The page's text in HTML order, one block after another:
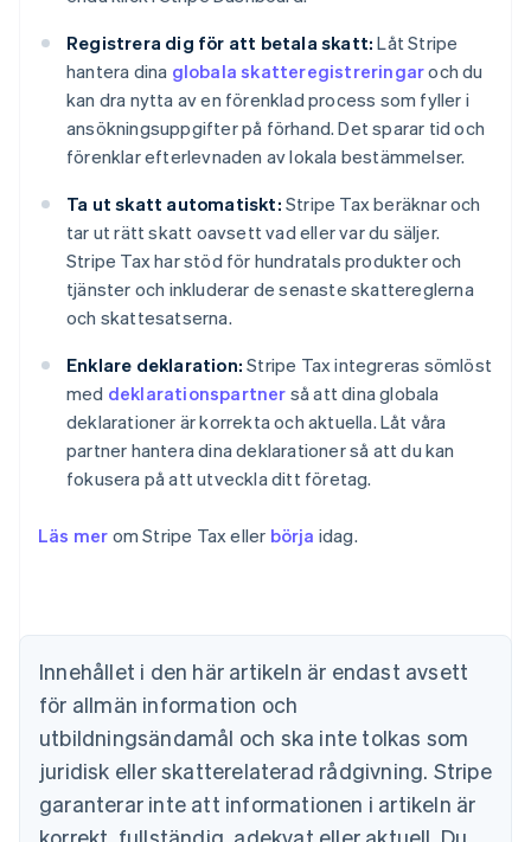
Registrera dig för att betala skatt: Låt Stripe
hantera dina globala skatteregistreringaroch du
kan dra nytta av en förenklad process som fyller i
ansökningsuppgifter på förhand. Det sparar tid och
förenklar efterlevnaden av lokala bestämmelser.
Ta ut skatt automatiskt: Stripe Tax beräknar och
tar ut rätt skatt oavsett vad eller var du säljer.
Stripe Tax har stöd för hundratals produkter och
tjänster och inkluderar de senaste skattereglerna
och skattesatserna.
Enklare deklaration: Stripe Tax integreras sömlöst
med deklarationspartner så att dina globala
deklarationer är korrekta och aktuella. Låt våra
partner hantera dina deklarationer så att du kan
fokusera på att utveckla ditt företag.
Läs mer om Stripe Tax eller börja idag.
Innehållet i den här artikeln är endast avsett
för allmän information och
utbildningsändamål och ska inte tolkas som
juridisk eller skatterelaterad rådgivning. Stripe
garanterar inte att informationen i artikeln är
Brasilien
Bulgarien
English
Cypern
English
Danmark
English